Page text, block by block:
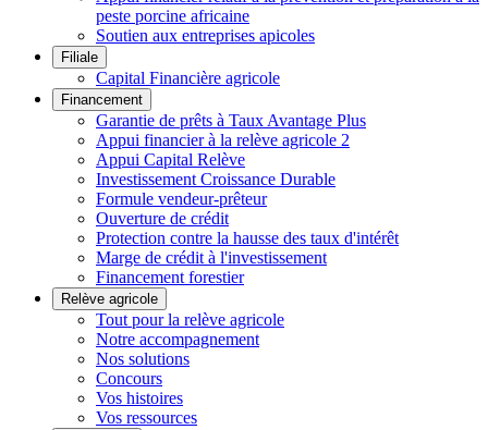
peste porcine africaine
Soutien aux entreprises apicoles
Filiale
Capital Financière agricole
Financement
Garantie de prêts à Taux Avantage Plus
Appui financier à la relève agricole 2
Appui Capital Relève
Investissement Croissance Durable
Formule vendeur-prêteur
Ouverture de crédit
Protection contre la hausse des taux d'intérêt
Marge de crédit à l'investissement
Financement forestier
Relève agricole
Tout pour la relève agricole
Notre accompagnement
Nos solutions
Concours
Vos histoires
Vos ressources